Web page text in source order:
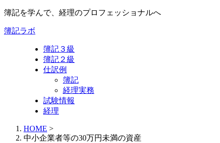
簿記を学んで、経理のプロフェッショナルへ
簿記ラボ
簿記３級
簿記２級
仕訳例
簿記
経理実務
試験情報
経理
HOME >
中小企業者等の30万円未満の資産